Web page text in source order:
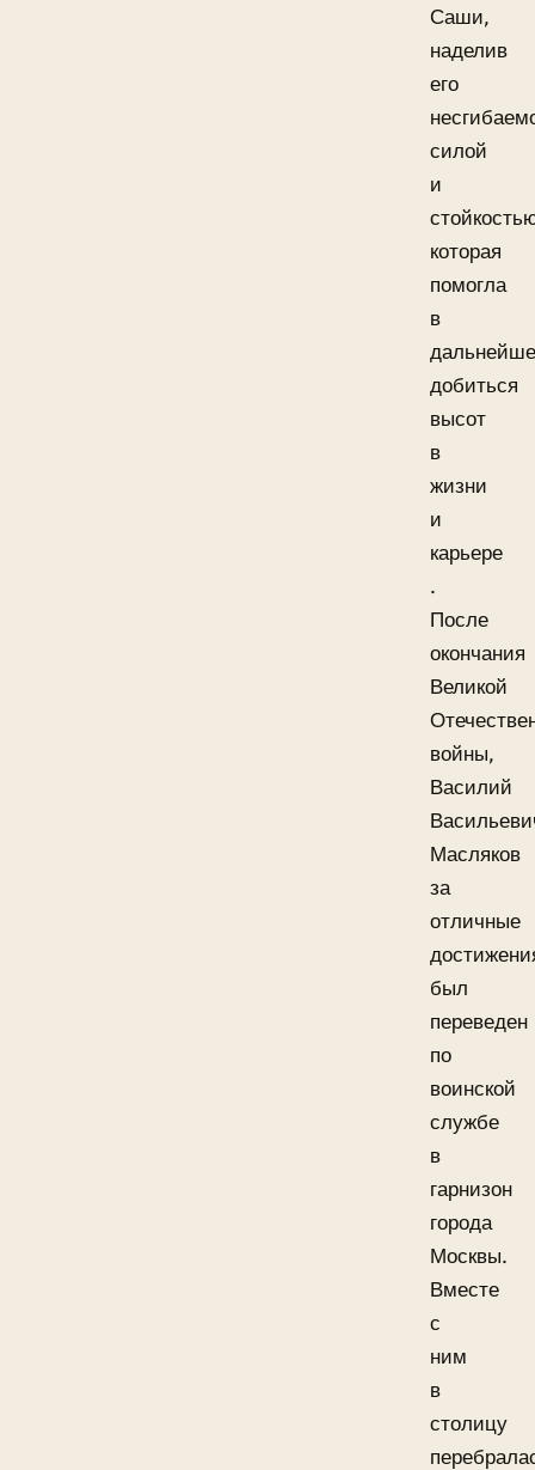
Саши,
наделив
его
силой
и
которая
помогла
в
добиться
высот
в
жизни
и
карьере
.
После
окончания
Великой
войны,
Василий
Масляков
за
отличные
был
переведен
по
воинской
службе
в
гарнизон
города
Москвы.
Вместе
с
ним
в
столицу